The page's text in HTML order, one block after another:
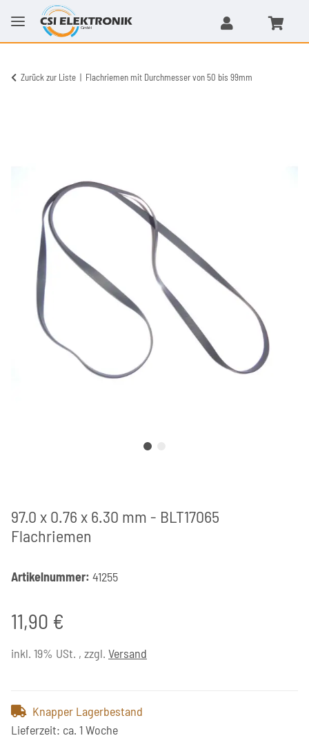
Zurück zur Liste Flachriemen mit Durchmesser von 50 bis 99mm
97.0 x 0.76 x 6.30 mm - BLT17065
Flachriemen
Artikelnummer: 41255
11,90 €
inkl. 19% USt. , zzgl. Versand
Knapper Lagerbestand
Lieferzeit: ca. 1 Woche